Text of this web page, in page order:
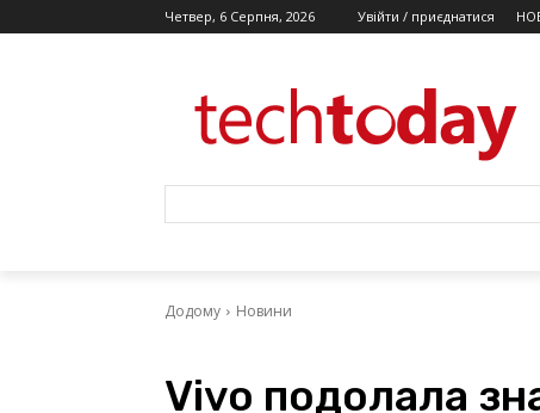
Четвер, 6 Серпня, 2026 Увійти / приєднатися
Додому Новини
Vivo подолала